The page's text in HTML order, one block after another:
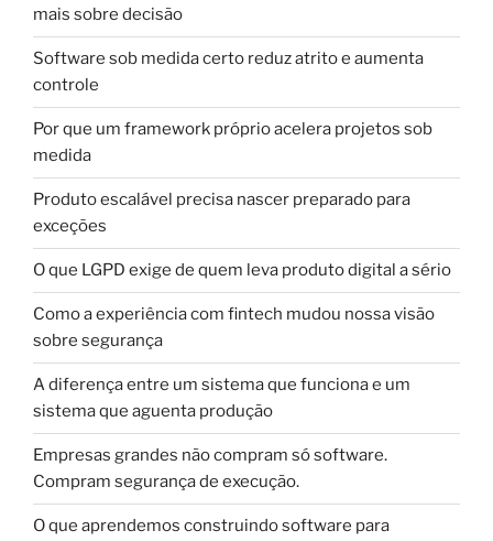
mais sobre decisão
Software sob medida certo reduz atrito e aumenta
controle
Por que um framework próprio acelera projetos sob
medida
Produto escalável precisa nascer preparado para
exceções
O que LGPD exige de quem leva produto digital a sério
Como a experiência com fintech mudou nossa visão
sobre segurança
A diferença entre um sistema que funciona e um
sistema que aguenta produção
Empresas grandes não compram só software.
Compram segurança de execução.
O que aprendemos construindo software para